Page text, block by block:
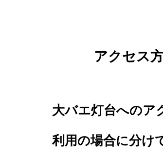
アクセス
大バエ灯台へのア
利用の場合に分け